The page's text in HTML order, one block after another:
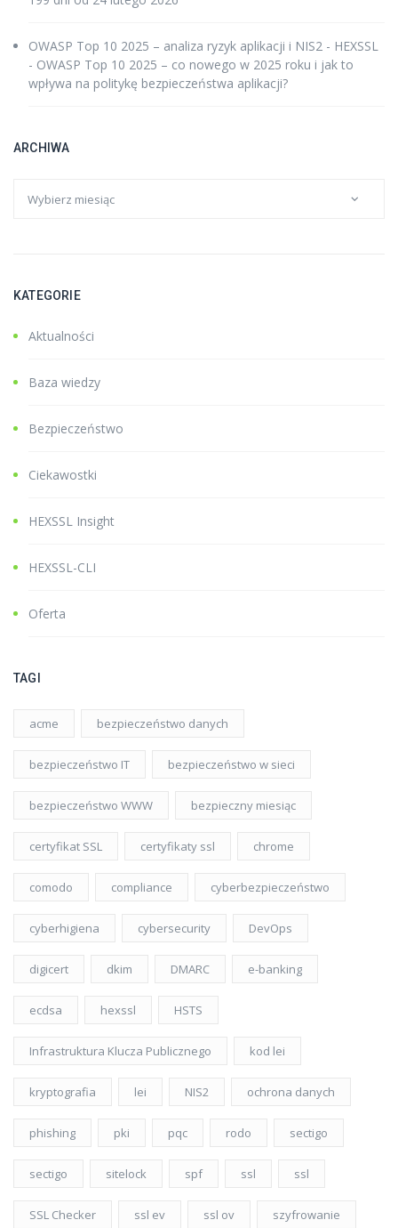
OWASP Top 10 2025 – analiza ryzyk aplikacji i NIS2 - HEXSSL
- OWASP Top 10 2025 – co nowego w 2025 roku i jak to
wpływa na politykę bezpieczeństwa aplikacji?
ARCHIWA
KATEGORIE
Aktualności
Baza wiedzy
Bezpieczeństwo
Ciekawostki
HEXSSL Insight
HEXSSL-CLI
Oferta
TAGI
acme bezpieczeństwo danych
bezpieczeństwo IT bezpieczeństwo w sieci
bezpieczeństwo WWW bezpieczny miesiąc
certyfikat SSL certyfikaty ssl chrome
comodo compliance cyberbezpieczeństwo
cyberhigiena cybersecurity DevOps
digicert dkim DMARC e-banking
ecdsa hexssl HSTS
Infrastruktura Klucza Publicznego kod lei
kryptografia lei NIS2 ochrona danych
phishing pki pqc rodo sectigo
sectigo sitelock spf ssl ssl
SSL Checker ssl ev ssl ov szyfrowanie